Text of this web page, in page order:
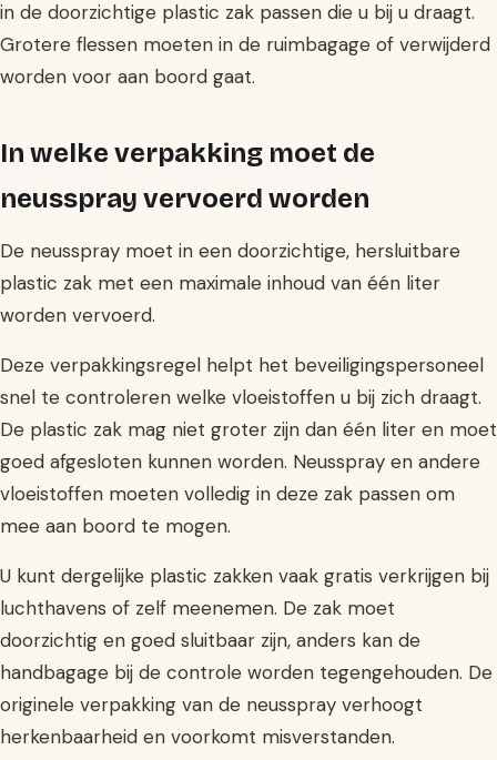
in de doorzichtige plastic zak passen die u bij u draagt.
Grotere flessen moeten in de ruimbagage of verwijderd
worden voor aan boord gaat.
In welke verpakking moet de
neusspray vervoerd worden
De neusspray moet in een doorzichtige, hersluitbare
plastic zak met een maximale inhoud van één liter
worden vervoerd.
Deze verpakkingsregel helpt het beveiligingspersoneel
snel te controleren welke vloeistoffen u bij zich draagt.
De plastic zak mag niet groter zijn dan één liter en moet
goed afgesloten kunnen worden. Neusspray en andere
vloeistoffen moeten volledig in deze zak passen om
mee aan boord te mogen.
U kunt dergelijke plastic zakken vaak gratis verkrijgen bij
luchthavens of zelf meenemen. De zak moet
doorzichtig en goed sluitbaar zijn, anders kan de
handbagage bij de controle worden tegengehouden. De
originele verpakking van de neusspray verhoogt
herkenbaarheid en voorkomt misverstanden.